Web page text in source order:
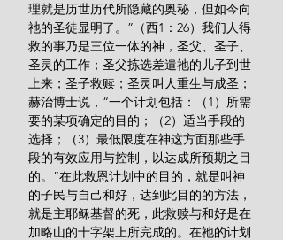
理就是历世历代所隐藏的奥秘，但如今向
祂的圣徒显明了。”（西1：26）我们人得
救的事乃是三位一体的神，圣父、圣子、
圣灵的工作；圣父拣选差遣祂的儿子到世
上来；圣子救赎；圣灵叫人重生与成圣；
赫治博士说，“一个计划包括：（1）所需
要的某项确定的目的；（2）适当手段的
选择；（3）最低限度在神这方面那些手
段的有效应用与控制，以达成所预期之目
的。”在此救恩计划中的目的，就是叫神
的子民与自己和好，达到此目的的方法，
就是主耶稣基督的死，此救赎与和好是在
加略山的十字架上所完成的。在祂的计划